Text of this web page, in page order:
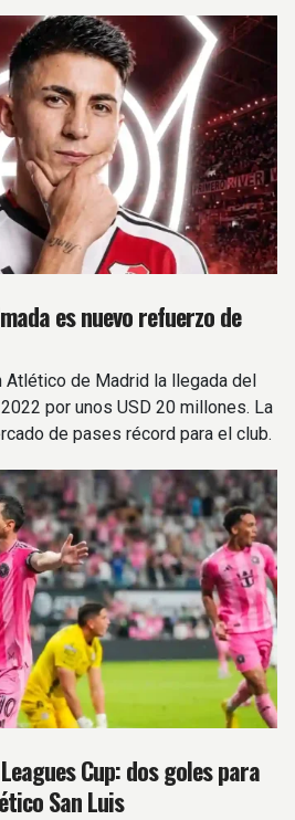
es nuevo refuerzo de
Atlético de Madrid la llegada del
por unos USD 20 millones. La
de pases récord para el club.
Cup: dos goles para
San Luis